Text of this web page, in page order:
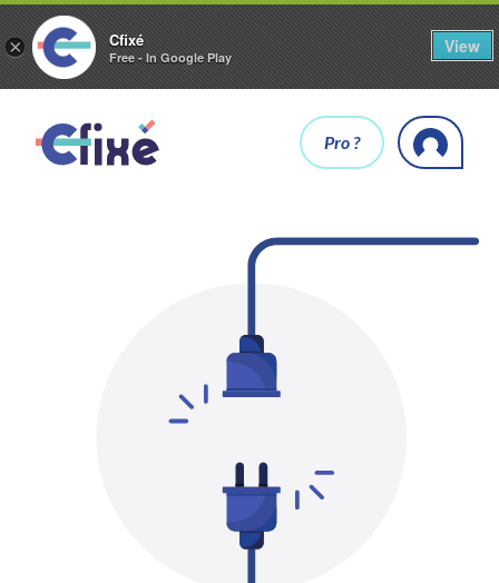
× Cfixé
Free - In Google Play
View
Pro ?